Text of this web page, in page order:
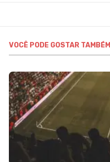
VOCÊ PODE GOSTAR TAMBÉM